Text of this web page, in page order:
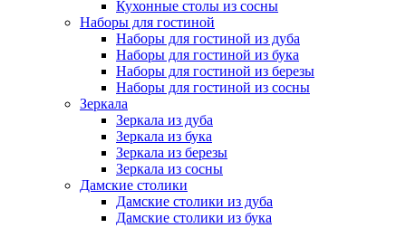
Кухонные столы из сосны
Наборы для гостиной
Наборы для гостиной из дуба
Наборы для гостиной из бука
Наборы для гостиной из березы
Наборы для гостиной из сосны
Зеркала
Зеркала из дуба
Зеркала из бука
Зеркала из березы
Зеркала из сосны
Дамские столики
Дамские столики из дуба
Дамские столики из бука